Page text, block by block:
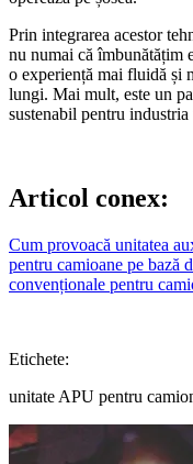
Prin integrarea acestor
nu numai că îmbunătățim
o experiență mai fluidă și
lungi. Mai mult, este un
sustenabil pentru
Articol conex:
Cum provoacă unitatea
pentru camioane pe bază
convenționale pentru
Etichete:
unitate APU pentru